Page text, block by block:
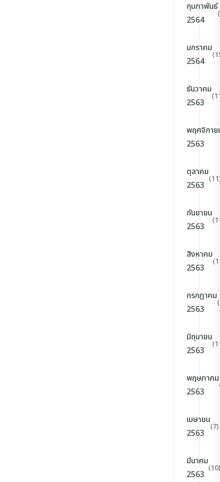
กุมภาพันธ์
2564
มกราคม
2564
ธันวาคม
2563
พฤศจิกาย
2563
ตุลาคม
2563
กันยายน
2563
สิงหาคม
2563
กรกฎาคม
2563
มิถุนายน
2563
พฤษภาคม
2563
เมษายน
2563
(7)
มีนาคม
2563
(10)